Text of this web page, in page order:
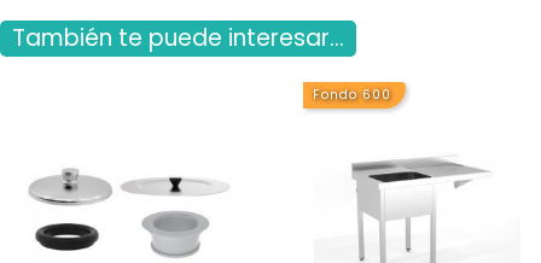
También te puede interesar...
Fondo 600